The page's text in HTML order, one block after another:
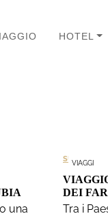
HOTEL
una
VIAGGI
SUDAN
DEI
Tra i